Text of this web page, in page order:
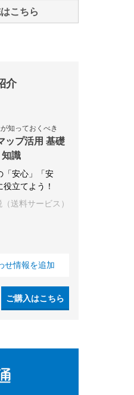
こちら
介
知っておくべき
ップ活用 基礎
知識
「安心」「安
立てよう！
送料サービス）
せ情報を追加
ご購入はこちら